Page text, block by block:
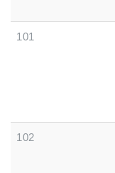
101
102